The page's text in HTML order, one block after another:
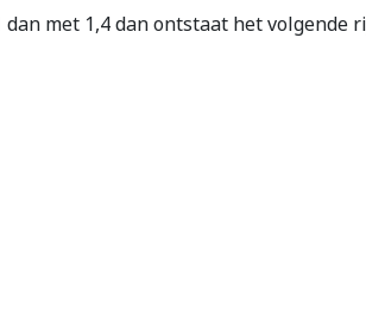
met 1,4 dan ontstaat het volgende